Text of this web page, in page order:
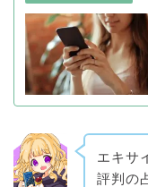
エキサ
評判の